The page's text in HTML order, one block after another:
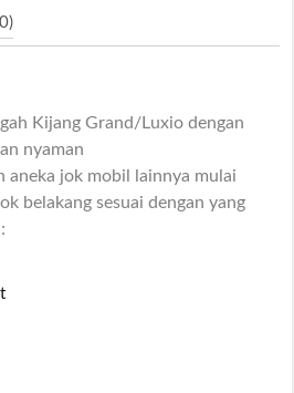
Kijang Grand/Luxio dengan
nyaman
aneka jok mobil lainnya mulai
belakang sesuai dengan yang